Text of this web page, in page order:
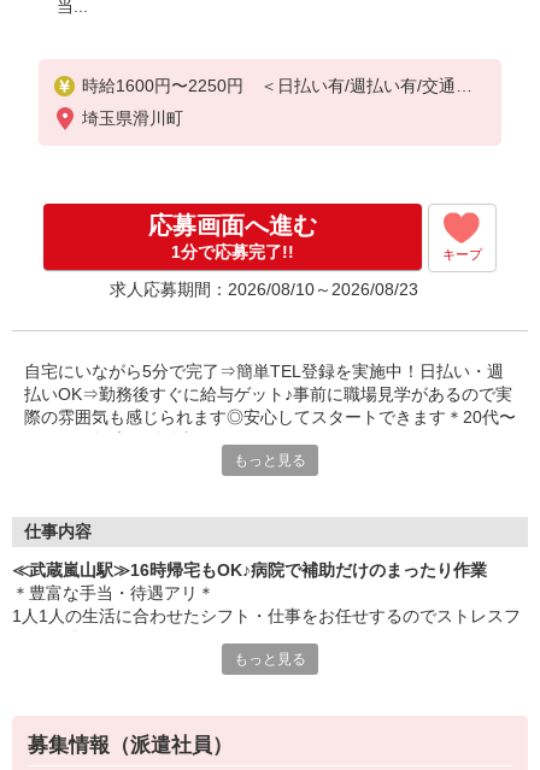
当...
時給1600円〜2250円 ＜日払い有/週払い有/交通費
全支給(ガソリン代含む)＞
埼玉県滑川町
応募画面へ進む
1分で応募完了!! キープ
求人応募期間：2026/08/10～2026/08/23
自宅にいながら5分で完了⇒簡単TEL登録を実施中！日払い・週
払いOK⇒勤務後すぐに給与ゲット♪事前に職場見学があるので実
際の雰囲気も感じられます◎安心してスタートできます＊20代〜
もっと見る
仕事内容
≪武蔵嵐山駅≫16時帰宅もOK♪病院で補助だけのまったり作業
＊豊富な手当・待遇アリ＊
1人1人の生活に合わせたシフト・仕事をお任せするのでストレスフ
◆病室内のシーツ交換、清掃
◆患者さんの生活介助 など
もっと見る
募集情報（派遣社員）